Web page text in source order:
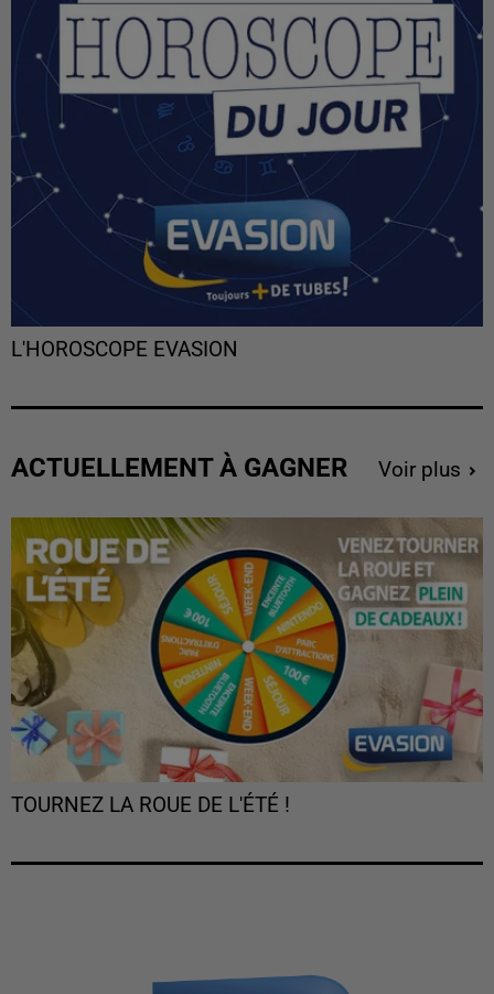
L'HOROSCOPE EVASION
ACTUELLEMENT À GAGNER Voir plus
TOURNEZ LA ROUE DE L'ÉTÉ !